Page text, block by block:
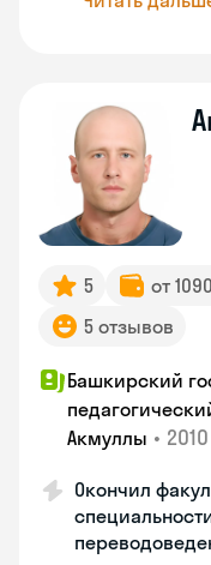
5 от
5 отзывов
Башкирский
Акмуллы • 2010
Окончил